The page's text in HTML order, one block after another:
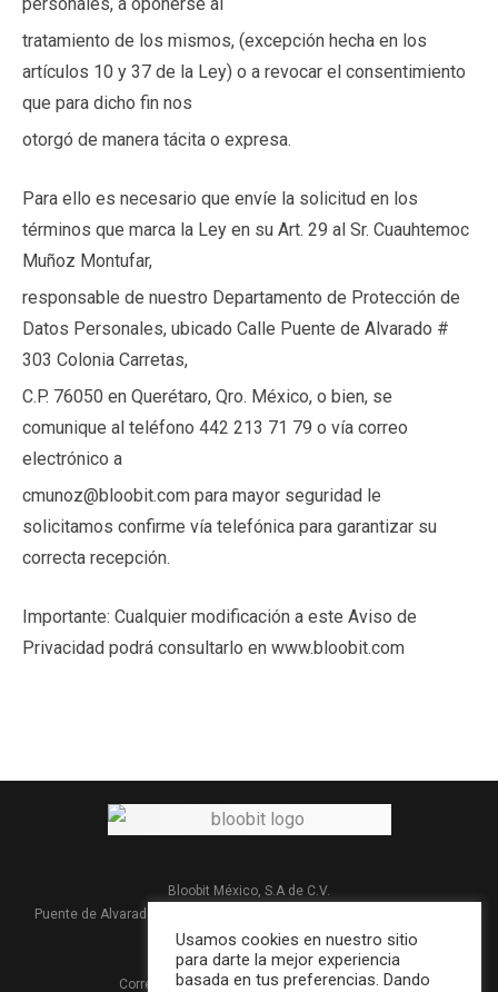
tratamiento de los mismos, (excepción hecha en los
artículos 10 y 37 de la Ley) o a revocar el consentimiento
que para dicho fin nos
otorgó de manera tácita o expresa.
Para ello es necesario que envíe la solicitud en los
términos que marca la Ley en su Art. 29 al Sr. Cuauhtemoc
Muñoz Montufar,
responsable de nuestro Departamento de Protección de
Datos Personales, ubicado Calle Puente de Alvarado #
303 Colonia Carretas,
C.P. 76050 en Querétaro, Qro. México, o bien, se
comunique al teléfono 442 213 71 79 o vía correo
electrónico a
cmunoz@bloobit.com para mayor seguridad le
solicitamos confirme vía telefónica para garantizar su
correcta recepción.
Importante: Cualquier modificación a este Aviso de
Privacidad podrá consultarlo en www.bloobit.com
Bloobit México, S.A de C.V.
Puente de Alvarado #303 Col. Carretas, 76050 Querétaro, Qro. México
Teléfono: +52 442 2137179
Correo electrónico:contacto@bloobit.com
Usamos cookies en nuestro sitio
para darte la mejor experiencia
basada en tus preferencias. Dando